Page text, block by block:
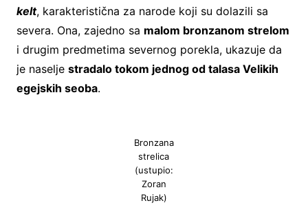
kelt, karakteristična za narode koji su dolazili sa
severa. Ona, zajedno sa malom bronzanom strelom
i drugim predmetima severnog porekla, ukazuje da
je naselje stradalo tokom jednog od talasa Velikih
egejskih seoba.
Bronzana
strelica
(ustupio:
Zoran
Rujak)